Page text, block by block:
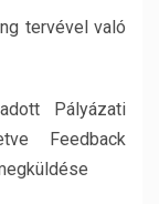
tervével való
Pályázati
Feedback